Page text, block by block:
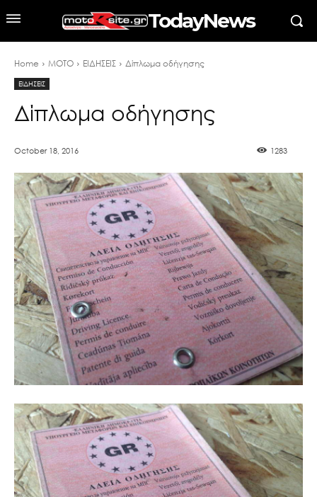
TodayNews
Home MOTO ΕΙΔΗΣΕΙΣ Δίπλωμα οδήγησης
ΕΙΔΗΣΕΙΣ
Δίπλωμα οδήγησης
October 18, 2016 1283